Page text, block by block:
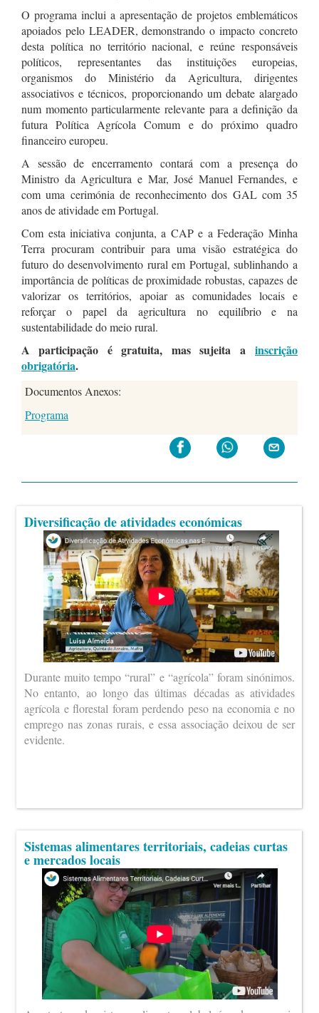
O programa inclui a apresentação de projetos emblemáticos
apoiados pelo LEADER, demonstrando o impacto concreto
desta política no território nacional, e reúne responsáveis
políticos, representantes das instituições europeias,
organismos do Ministério da Agricultura, dirigentes
associativos e técnicos, proporcionando um debate alargado
num momento particularmente relevante para a definição da
futura Política Agrícola Comum e do próximo quadro
financeiro europeu.
A sessão de encerramento contará com a presença do
Ministro da Agricultura e Mar, José Manuel Fernandes, e
com uma cerimónia de reconhecimento dos GAL com 35
anos de atividade em Portugal.
Com esta iniciativa conjunta, a CAP e a Federação Minha
Terra procuram contribuir para uma visão estratégica do
futuro do desenvolvimento rural em Portugal, sublinhando a
importância de políticas de proximidade robustas, capazes de
valorizar os territórios, apoiar as comunidades locais e
reforçar o papel da agricultura no equilíbrio e na
sustentabilidade do meio rural.
A participação é gratuita, mas sujeita a inscrição
obrigatória.
Documentos Anexos:
Programa
Diversificação de atividades económicas
Durante muito tempo “rural” e “agrícola” foram sinónimos.
No entanto, ao longo das últimas décadas as atividades
agrícola e florestal foram perdendo peso na economia e no
emprego nas zonas rurais, e essa associação deixou de ser
evidente.
Sistemas alimentares territoriais, cadeias curtas
e mercados locais